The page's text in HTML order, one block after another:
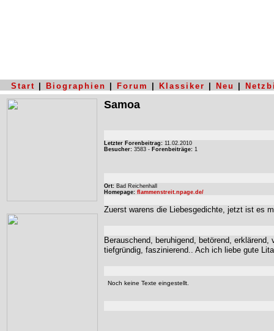
Start Biographien Forum Klassiker Neu
Samoa
Letzter Forenbeitrag: 11.02.2010
Besucher: 3583 - Forenbeiträge: 1
Ort: Bad Reichenhall
Homepage: flammenstreit.npage.de/
Zuerst warens die Liebesgedichte, jetzt ist es
Berauschend, beruhigend, betörend,
tiefgründig, faszinierend.. Ach ich liebe gute
Noch keine Texte eingestellt.